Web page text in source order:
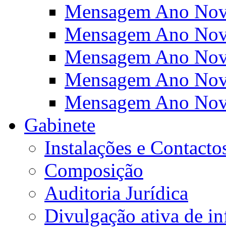
Mensagem Ano
Mensagem Ano
Mensagem Ano
Mensagem Ano
Mensagem Ano
Gabinete
Instalações e
Composição
Auditoria Jurídica
Divulgação ativa de